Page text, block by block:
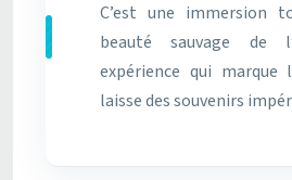
C’est une immersion
beauté sauvage de
expérience qui
laisse des souvenirs